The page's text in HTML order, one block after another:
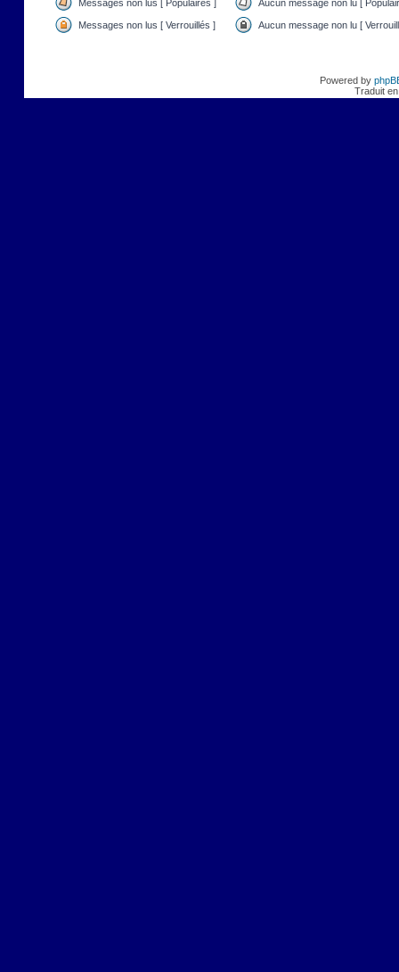
Messages non lus [ Populaires ] Aucun message non lu [
Messages non lus [ Verrouillés ] Aucun message non lu [
Powered by
Traduit